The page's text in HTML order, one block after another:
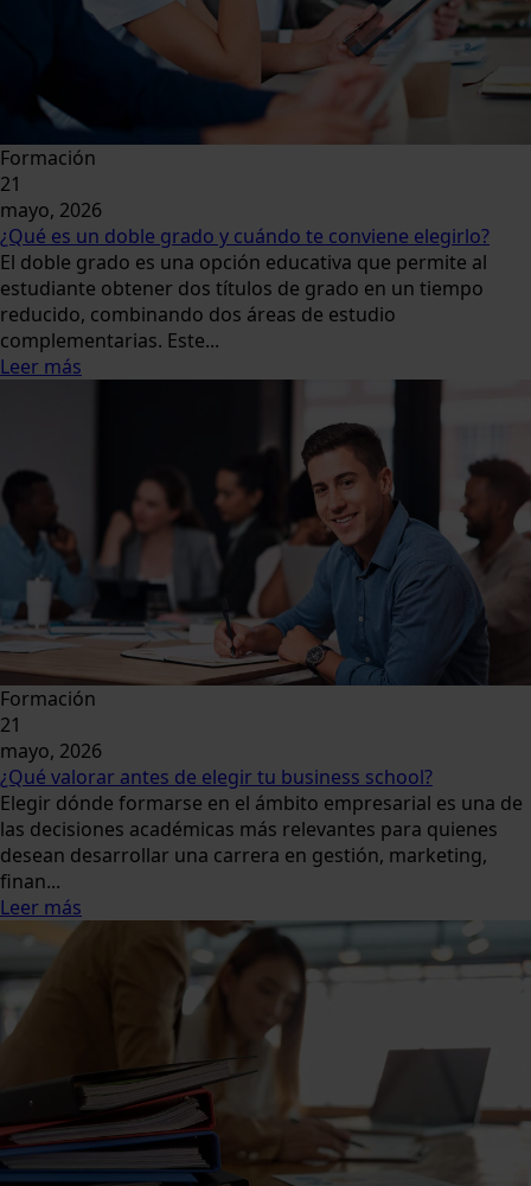
Formación
21
mayo, 2026
¿Qué es un doble grado y cuándo te conviene elegirlo?
El doble grado es una opción educativa que permite al
estudiante obtener dos títulos de grado en un tiempo
reducido, combinando dos áreas de estudio
complementarias. Este...
Leer más
Formación
21
mayo, 2026
¿Qué valorar antes de elegir tu business school?
Elegir dónde formarse en el ámbito empresarial es una de
las decisiones académicas más relevantes para quienes
desean desarrollar una carrera en gestión, marketing,
finan...
Leer más